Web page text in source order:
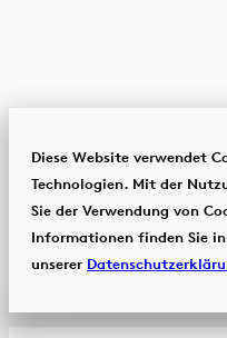
Diese Website verwendet
Technologien. Mit der
Sie der Verwendung von
Informationen finden Sie in
unserer